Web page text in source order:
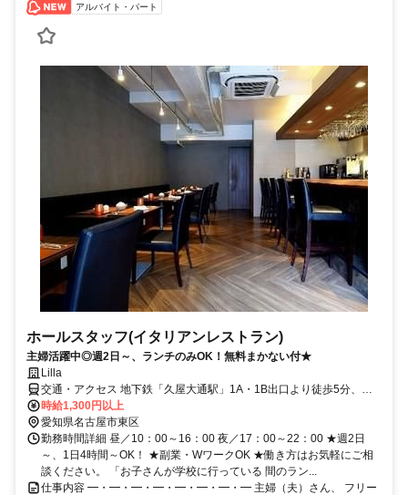
アルバイト・パート
ホールスタッフ(イタリアンレストラン)
主婦活躍中◎週2日～、ランチのみOK！無料まかない付★
Lilla
交通・アクセス 地下鉄「久屋大通駅」1A・1B出口より徒歩5分、
「高岳駅」1番出口より徒歩12分 ★久屋大通公園”ケヤキヒロバ”から
東へスグ！
時給1,300円以上
愛知県名古屋市東区
勤務時間詳細 昼／10：00～16：00 夜／17：00～22：00 ★週2日
～、1日4時間～OK！ ★副業・WワークOK ★働き方はお気軽にご相
談ください。 「お子さんが学校に行っている 間のラン...
仕事内容 ━・━・━・━・━・━・━・━ 主婦（夫）さん、 フリー